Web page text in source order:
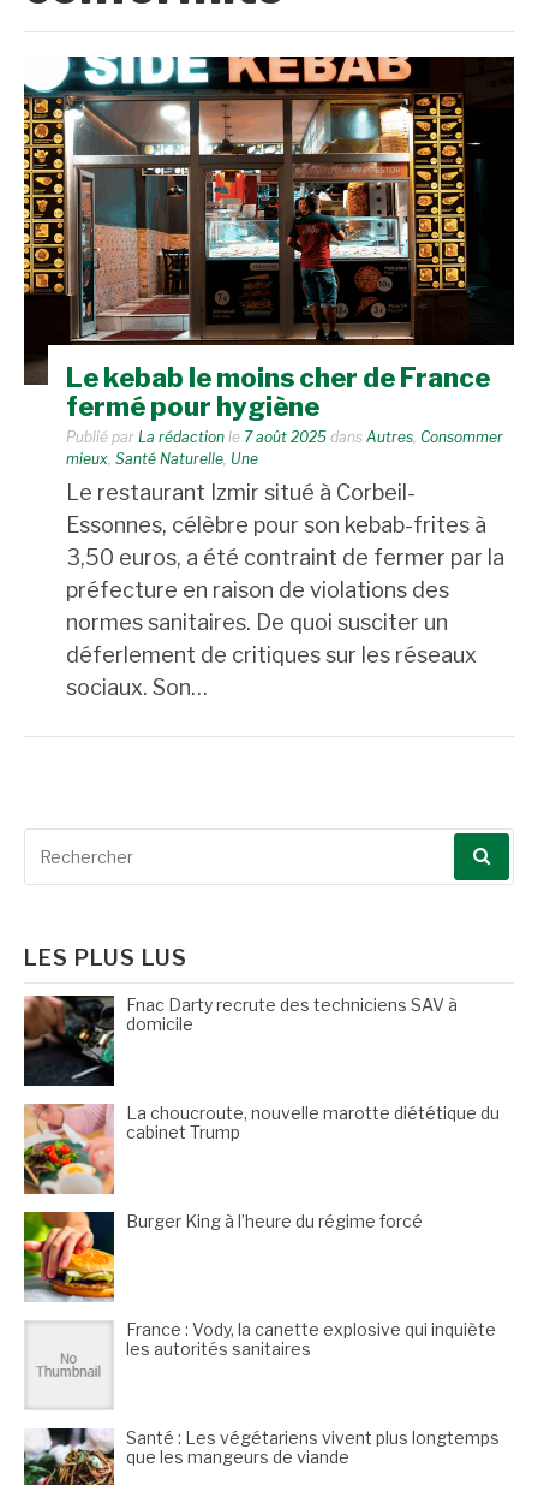
Le kebab le moins cher de France
fermé pour hygiène
Publié par La rédaction le 7 août 2025 dans Autres Consommer
mieux Santé Naturelle Une
Le restaurant Izmir situé à Corbeil-
Essonnes, célèbre pour son kebab-frites à
3,50 euros, a été contraint de fermer par la
préfecture en raison de violations des
normes sanitaires. De quoi susciter un
déferlement de critiques sur les réseaux
sociaux. Son…
LES PLUS LUS
Fnac Darty recrute des techniciens SAV à
domicile
La choucroute, nouvelle marotte diététique du
cabinet Trump
Burger King à l’heure du régime forcé
France : Vody, la canette explosive qui inquiète
les autorités sanitaires
Santé : Les végétariens vivent plus longtemps
que les mangeurs de viande